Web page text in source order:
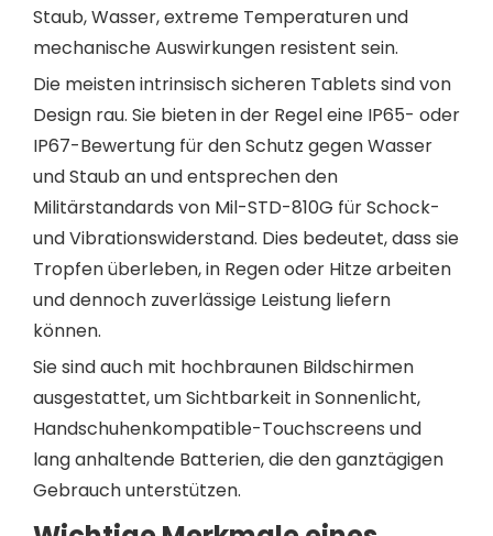
Staub, Wasser, extreme Temperaturen und
mechanische Auswirkungen resistent sein.
Die meisten intrinsisch sicheren Tablets sind von
Design rau. Sie bieten in der Regel eine IP65- oder
IP67-Bewertung für den Schutz gegen Wasser
und Staub an und entsprechen den
Militärstandards von Mil-STD-810G für Schock-
und Vibrationswiderstand. Dies bedeutet, dass sie
Tropfen überleben, in Regen oder Hitze arbeiten
und dennoch zuverlässige Leistung liefern
können.
Sie sind auch mit hochbraunen Bildschirmen
ausgestattet, um Sichtbarkeit in Sonnenlicht,
Handschuhenkompatible-Touchscreens und
lang anhaltende Batterien, die den ganztägigen
Gebrauch unterstützen.